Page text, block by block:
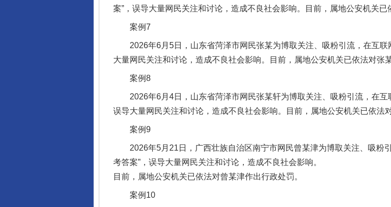
案”，误导大量网民关注和讨论，造成不良社会影响。目前，属地公安机关已
案例7
2026年6月5日，山东省菏泽市网民张某为博取关注、吸粉引流，在互联
大量网民关注和讨论，造成不良社会影响。目前，属地公安机关已依法对张
案例8
2026年6月4日，山东省菏泽市网民张某轩为博取关注、吸粉引流，在互
误导大量网民关注和讨论，造成不良社会影响。目前，属地公安机关已依法
案例9
2026年5月21日，广西壮族自治区南宁市网民曾某津为博取关注、吸粉
考答案”，误导大量网民关注和讨论，造成不良社会影响。
目前，属地公安机关已依法对曾某津作出行政处罚。
案例10
完善运行机制助力责任有效落实 一纸欠条伤亲情 巡回调解促